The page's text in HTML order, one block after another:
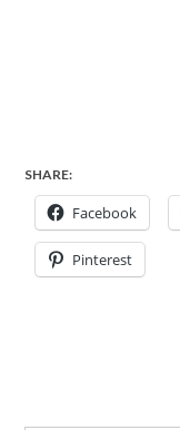
SHARE:
Facebook
Pinterest